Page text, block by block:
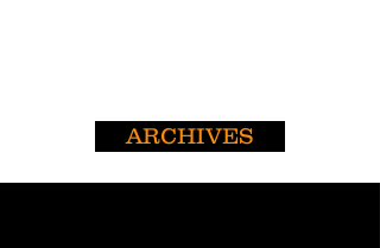
ARCHIVES